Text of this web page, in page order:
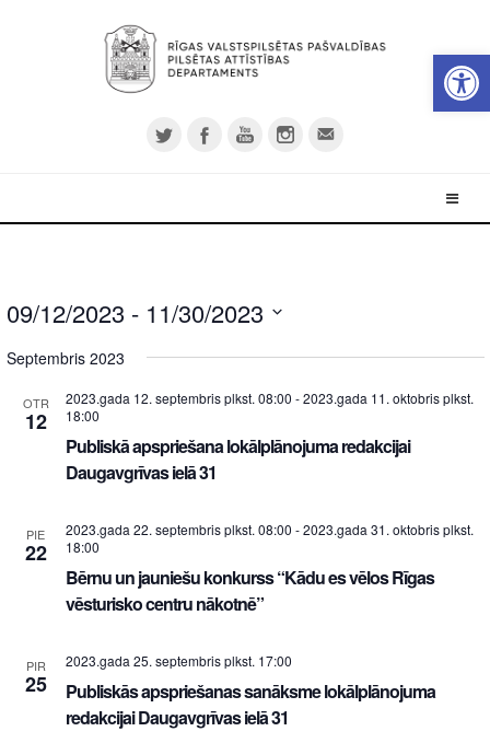
09/12/2023 - 11/30/2023
date.
Septembris 2023
OTR
12
2023.gada 12. septembris plkst. 08:00 -2023.gada 11. oktobris plkst.
18:00
Publiskā apspriešana lokālplānojuma redakcijai
Daugavgrīvas ielā 31
PIE
22
2023.gada 22. septembris plkst. 08:00 -2023.gada 31. oktobris plkst.
18:00
Bērnu un jauniešu konkurss “Kādu es vēlos Rīgas
vēsturisko centru nākotnē”
PIR
25
2023.gada 25. septembris plkst. 17:00
Publiskās apspriešanas sanāksme lokālplānojuma
redakcijai Daugavgrīvas ielā 31